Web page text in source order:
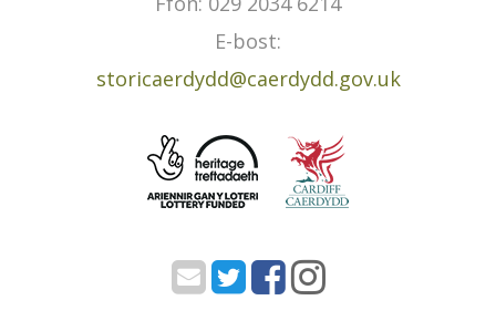
E-bost:
storicaerdydd@caerdydd.gov.uk